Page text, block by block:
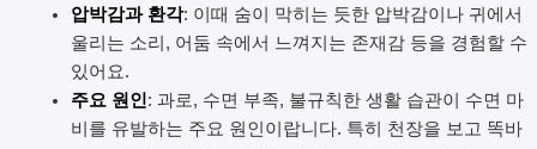
압박감과 환각: 이때 숨이 막히는 듯한 압박감이나 귀에서
울리는 소리, 어둠 속에서 느껴지는 존재감 등을 경험할 수
있어요.
주요 원인: 과로, 수면 부족, 불규칙한 생활 습관이 수면 마
비를 유발하는 주요 원인이랍니다. 특히 천장을 보고 똑바